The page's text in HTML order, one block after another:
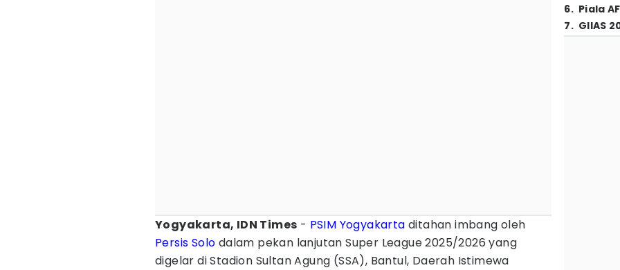
Yogyakarta, IDN Times - PSIM Yogyakarta ditahan imbang oleh
Persis Solo dalam pekan lanjutan Super League 2025/2026 yang
digelar di Stadion Sultan Agung (SSA), Bantul, Daerah Istimewa
6. Piala
7. GIIAS